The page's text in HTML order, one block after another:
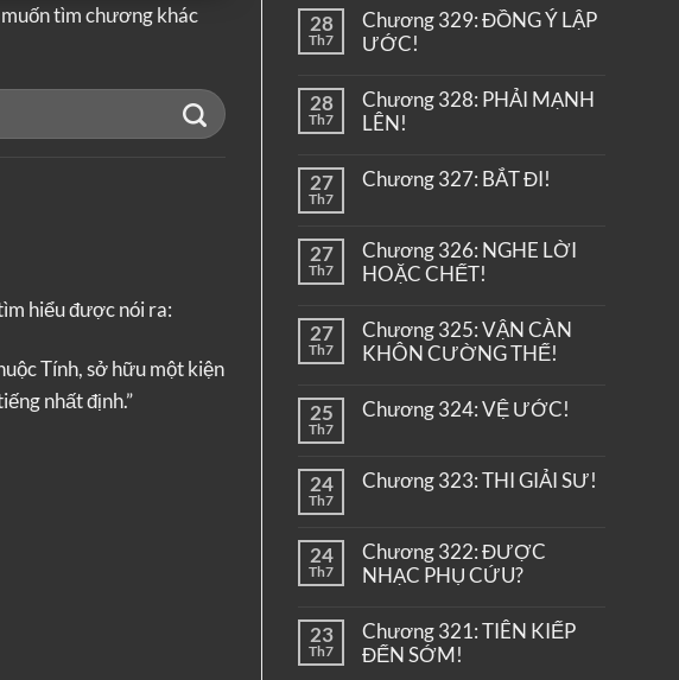
tìm chương khác
hiểu được nói ra:
Tính, sở hữu một kiện
nhất định.”
28
Th7
Chương 329: ĐỒNG Ý LẬP
ƯỚC!
28
Th7
Chương 328: PHẢI MẠNH
LÊN!
27
Th7
Chương 327: BẮT ĐI!
27
Th7
Chương 326: NGHE LỜI
HOẶC CHẾT!
27
Th7
Chương 325: VẬN CÀN
KHÔN CƯỜNG THẾ!
25
Th7
Chương 324: VỆ ƯỚC!
24
Th7
Chương 323: THI GIẢI SƯ!
24
Th7
Chương 322: ĐƯỢC
NHẠC PHỤ CỨU?
23
Th7
Chương 321: TIÊN KIẾP
ĐẾN SỚM!